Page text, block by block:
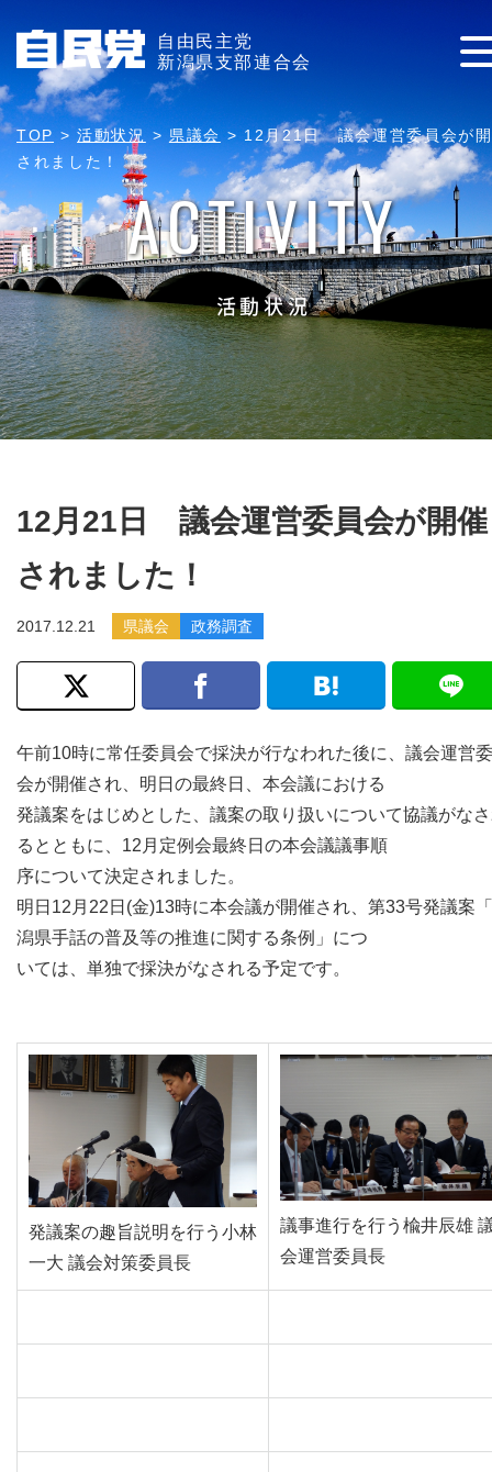
自由民主党
新潟県支部連合会
TOP >活動状況 > 県議会 >12月21日 議会運営委員会が
されました！
ACTIVITY
活動状況
12月21日 議会運営委員会が開催
されました！
2017.12.21 県議会 政務調査
午前10時に常任委員会で採決が行なわれた後に、議会運営
会が開催され、明日の最終日、本会議における
発議案をはじめとした、議案の取り扱いについて協議がな
るとともに、12月定例会最終日の本会議議事順
序について決定されました。
明日12月22日(金)13時に本会議が開催され、第33号発議案
潟県手話の普及等の推進に関する条例」につ
いては、単独で採決がなされる予定です。
発議案の趣旨説明を行う小林
一大 議会対策委員長
議事進行を行う楡井辰雄
会運営委員長